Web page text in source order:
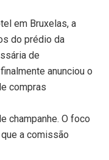
em Bruxelas, a
do prédio da
de
anunciou o
compras
champanhe. O foco
a comissão